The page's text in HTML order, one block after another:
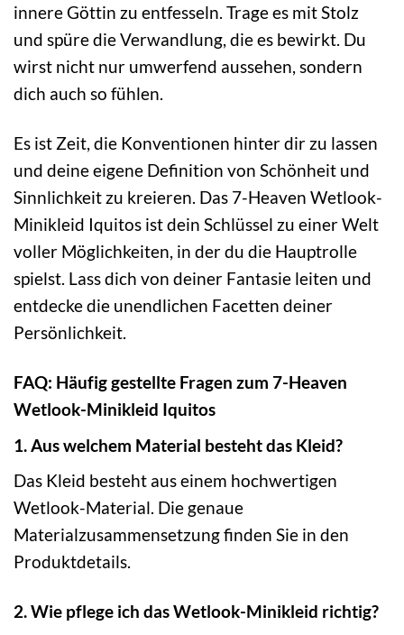
innere Göttin zu entfesseln. Trage es mit Stolz
und spüre die Verwandlung, die es bewirkt. Du
wirst nicht nur umwerfend aussehen, sondern
dich auch so fühlen.
Es ist Zeit, die Konventionen hinter dir zu lassen
und deine eigene Definition von Schönheit und
Sinnlichkeit zu kreieren. Das 7-Heaven Wetlook-
Minikleid Iquitos ist dein Schlüssel zu einer Welt
voller Möglichkeiten, in der du die Hauptrolle
spielst. Lass dich von deiner Fantasie leiten und
entdecke die unendlichen Facetten deiner
Persönlichkeit.
FAQ: Häufig gestellte Fragen zum 7-Heaven
Wetlook-Minikleid Iquitos
1. Aus welchem Material besteht das Kleid?
Das Kleid besteht aus einem hochwertigen
Wetlook-Material. Die genaue
Materialzusammensetzung finden Sie in den
Produktdetails.
2. Wie pflege ich das Wetlook-Minikleid richtig?